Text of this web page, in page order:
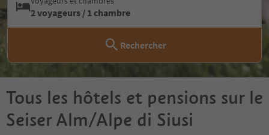
2 voyageurs / 1 chambre
Rechercher
Tous les hôtels et pensions sur le
Seiser Alm/Alpe di Siusi